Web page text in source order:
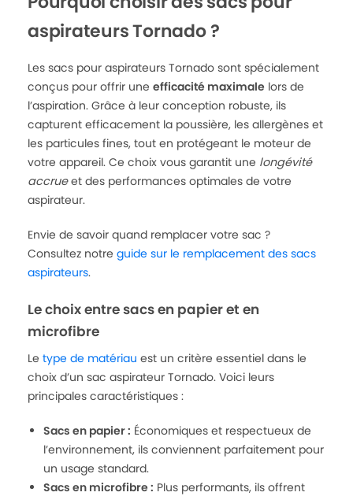
aspirateurs Tornado ?
Les sacs pour aspirateurs Tornado sont spécialement
conçus pour offrir une efficacité maximale lors de
l’aspiration. Grâce à leur conception robuste, ils
capturent efficacement la poussière, les allergènes et
les particules fines, tout en protégeant le moteur de
votre appareil. Ce choix vous garantit une longévité
accrueet des performances optimales de votre
aspirateur.
Envie de savoir quand remplacer votre sac ?
Consultez notre guide sur le remplacement des sacs
aspirateurs.
Le choix entre sacs en papier et en
microfibre
Le type de matériau est un critère essentiel dans le
choix d’un sac aspirateur Tornado. Voici leurs
principales caractéristiques :
Sacs en papier : Économiques et respectueux de
l’environnement, ils conviennent parfaitement pour
un usage standard.
Sacs en microfibre : Plus performants, ils offrent